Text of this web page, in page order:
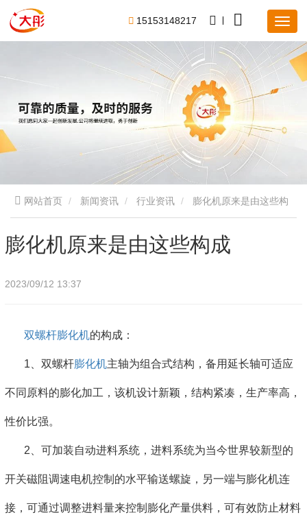
15153148217
网站首页 新闻资讯 行业资讯
成
膨化机原来是由这些构成
2023/09/12 13:37
双螺杆膨化机的构成：
1、双螺杆膨化机主轴为组合式结构，备用延长轴可适应
不同原料的膨化加工，该机设计新颖，结构紧凑，生产率高，
性价比强。
2、可加装自动进料系统，进料系统为当今世界较新型的
开关磁阻调速电机控制的水平输送螺旋，另一端与膨化机连
接，可通过调整进料量来控制膨化产量供料，可有效防止材料